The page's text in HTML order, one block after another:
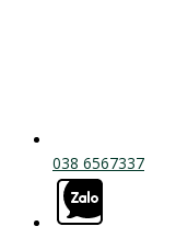
038 6567337